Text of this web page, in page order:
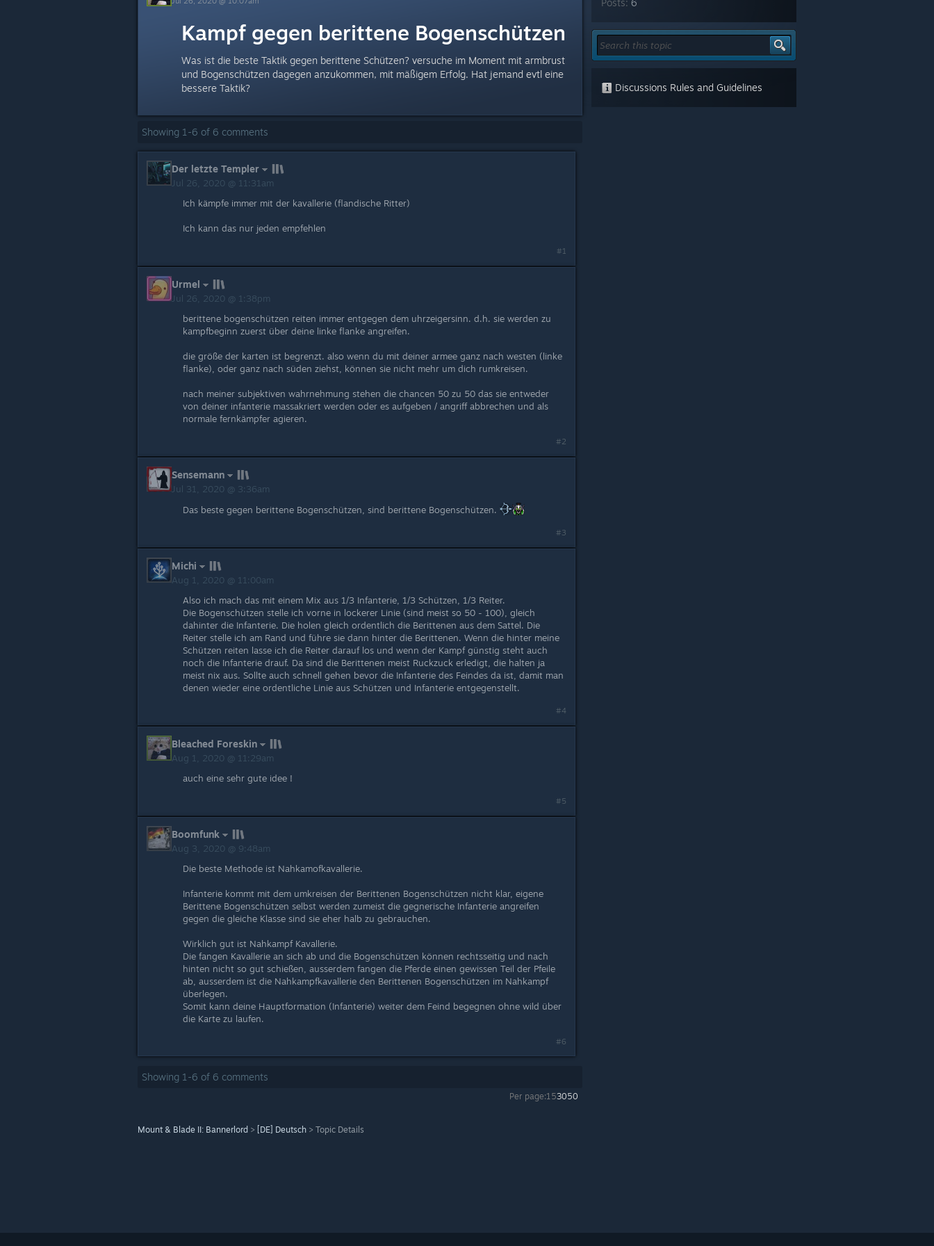
Kampf gegen berittene Bogenschützen
Was ist die beste Taktik gegen berittene Schützen? versuche im Moment mit armbrust
und Bogenschützen dagegen anzukommen, mit mäßigem Erfolg. Hat jemand evtl eine
bessere Taktik?
Showing 1 -6 of 6 comments
Der letzte Templer
Jul 26, 2020 @ 11:31am
Ich kämpfe immer mit der kavallerie (flandische Ritter)
Ich kann das nur jeden empfehlen
#1
Urmel
Jul 26, 2020 @ 1:38pm
berittene bogenschützen reiten immer entgegen dem uhrzeigersinn. d.h. sie werden zu
kampfbeginn zuerst über deine linke flanke angreifen.
die größe der karten ist begrenzt. also wenn du mit deiner armee ganz nach westen (linke
flanke), oder ganz nach süden ziehst, können sie nicht mehr um dich rumkreisen.
nach meiner subjektiven wahrnehmung stehen die chancen 50 zu 50 das sie entweder
von deiner infanterie massakriert werden oder es aufgeben / angriff abbrechen und als
normale fernkämpfer agieren.
#2
Sensemann
Jul 31, 2020 @ 3:36am
Das beste gegen berittene Bogenschützen, sind berittene Bogenschützen.
#3
Michi
Aug 1, 2020 @ 11:00am
Also ich mach das mit einem Mix aus 1/3 Infanterie, 1/3 Schützen, 1/3 Reiter.
Die Bogenschützen stelle ich vorne in lockerer Linie (sind meist so 50 - 100), gleich
dahinter die Infanterie. Die holen gleich ordentlich die Berittenen aus dem Sattel. Die
Reiter stelle ich am Rand und führe sie dann hinter die Berittenen. Wenn die hinter meine
Schützen reiten lasse ich die Reiter darauf los und wenn der Kampf günstig steht auch
noch die Infanterie drauf. Da sind die Berittenen meist Ruckzuck erledigt, die halten ja
meist nix aus. Sollte auch schnell gehen bevor die Infanterie des Feindes da ist, damit man
denen wieder eine ordentliche Linie aus Schützen und Infanterie entgegenstellt.
#4
Bleached Foreskin
Aug 1, 2020 @ 11:29am
auch eine sehr gute idee !
#5
Boomfunk
Aug 3, 2020 @ 9:48am
Die beste Methode ist Nahkamofkavallerie.
Infanterie kommt mit dem umkreisen der Berittenen Bogenschützen nicht klar, eigene
Berittene Bogenschützen selbst werden zumeist die gegnerische Infanterie angreifen
gegen die gleiche Klasse sind sie eher halb zu gebrauchen.
Wirklich gut ist Nahkampf Kavallerie.
Die fangen Kavallerie an sich ab und die Bogenschützen können rechtsseitig und nach
hinten nicht so gut schießen, ausserdem fangen die Pferde einen gewissen Teil der Pfeile
ab, ausserdem ist die Nahkampfkavallerie den Berittenen Bogenschützen im Nahkampf
überlegen.
Somit kann deine Hauptformation (Infanterie) weiter dem Feind begegnen ohne wild über
die Karte zu laufen.
#6
Showing 1 -6 of 6 comments
Per page:153050
Mount & Blade II: Bannerlord > [DE] Deutsch > Topic Details
Posts: 6
Discussions Rules and Guidelines